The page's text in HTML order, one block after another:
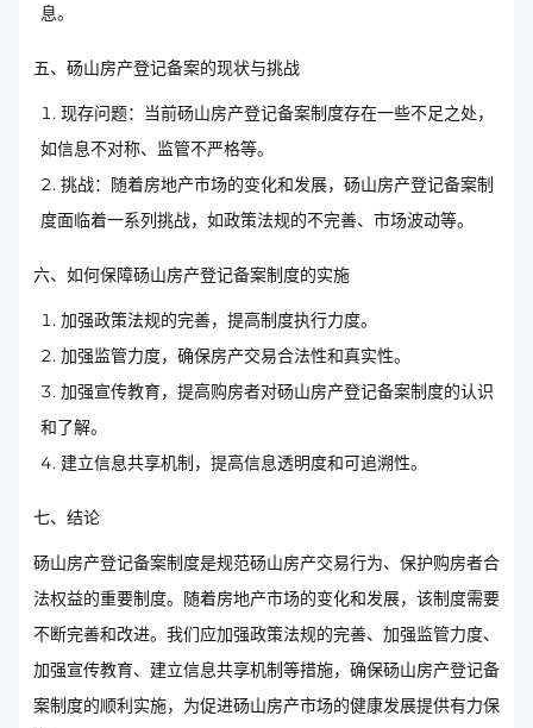
息。
五、砀山房产登记备案的现状与挑战
现存问题：当前砀山房产登记备案制度存在一些不足之处，
如信息不对称、监管不严格等。
挑战：随着房地产市场的变化和发展，砀山房产登记备案制
度面临着一系列挑战，如政策法规的不完善、市场波动等。
六、如何保障砀山房产登记备案制度的实施
加强政策法规的完善，提高制度执行力度。
加强监管力度，确保房产交易合法性和真实性。
加强宣传教育，提高购房者对砀山房产登记备案制度的认识
和了解。
建立信息共享机制，提高信息透明度和可追溯性。
七、结论
砀山房产登记备案制度是规范砀山房产交易行为、保护购房者合
法权益的重要制度。随着房地产市场的变化和发展，该制度需要
不断完善和改进。我们应加强政策法规的完善、加强监管力度、
加强宣传教育、建立信息共享机制等措施，确保砀山房产登记备
案制度的顺利实施，为促进砀山房产市场的健康发展提供有力保